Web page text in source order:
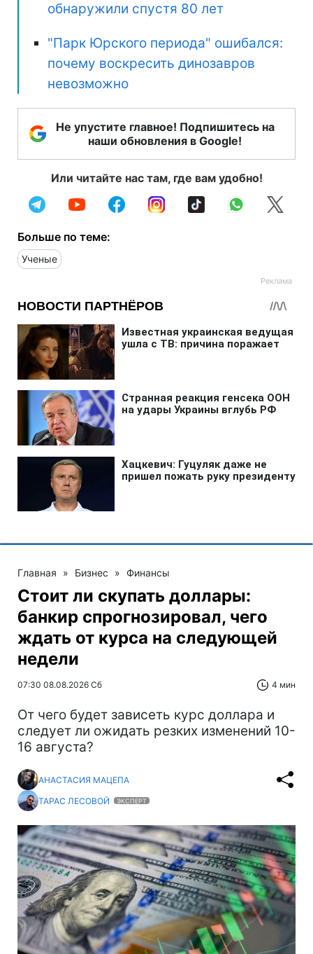
обнаружили спустя 80 лет
"Парк Юрского периода" ошибался:
почему воскресить динозавров
невозможно
Не упустите главное! Подпишитесь на
наши обновления в Google!
Или читайте нас там, где вам удобно!
Больше по теме:
Ученые
Главная » Бизнес » Финансы
Стоит ли скупать доллары:
банкир спрогнозировал, чего
ждать от курса на следующей
недели
07:30 08.08.2026 Сб 4 мин
От чего будет зависеть курс доллара и
следует ли ожидать резких изменений 10-
16 августа?
АНАСТАСИЯ МАЦЕПА
ТАРАС ЛЕСОВОЙ
ЭКСПЕРТ